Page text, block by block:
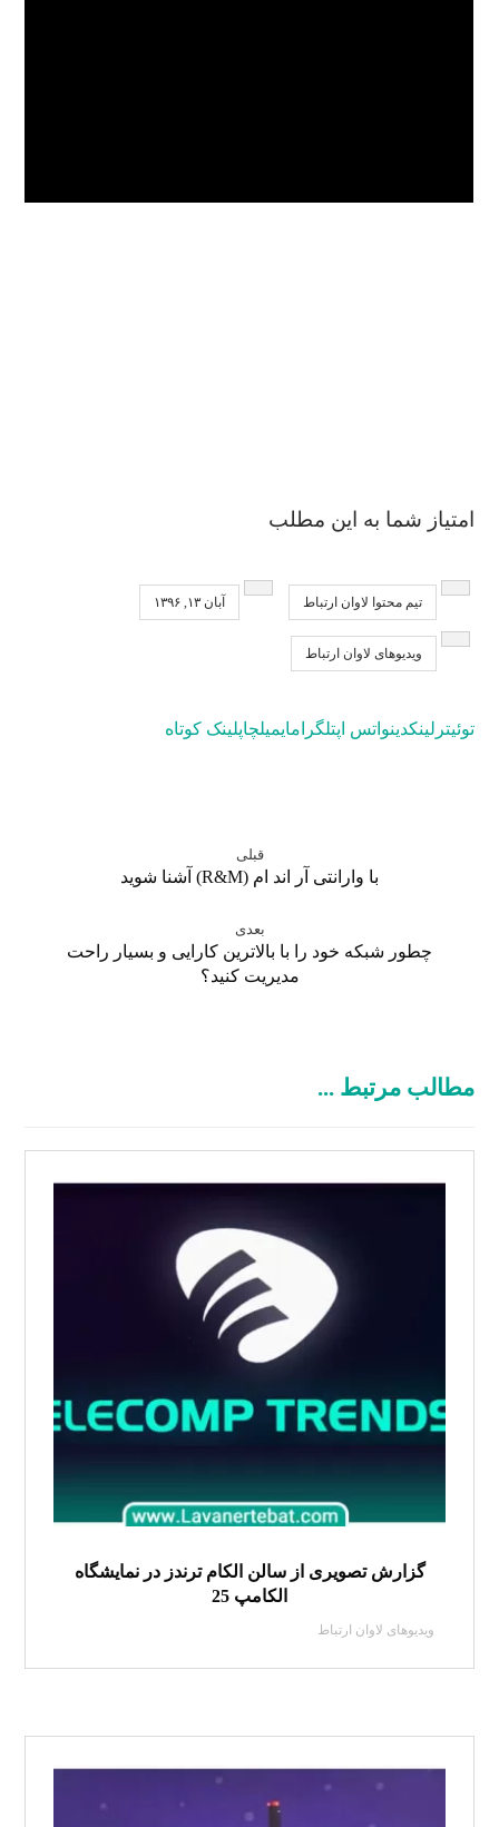
امتیاز شما به این مطلب
تیم محتوا لاوان ارتباط آبان ۱۳, ۱۳۹۶
ویدیوهای لاوان ارتباط
توئیتر لینکدینواتس اپتلگرامایمیلچاپلینک کوتاه
قبلی
با وارانتی آر اند ام (R&M) آشنا شوید
بعدی
چطور شبکه خود را با بالاترین کارایی و بسیار راحت
مدیریت کنید؟
مطالب مرتبط ...
گزارش تصویری از سالن الکام ترندز در نمایشگاه
الکامپ 25
ویدیوهای لاوان ارتباط